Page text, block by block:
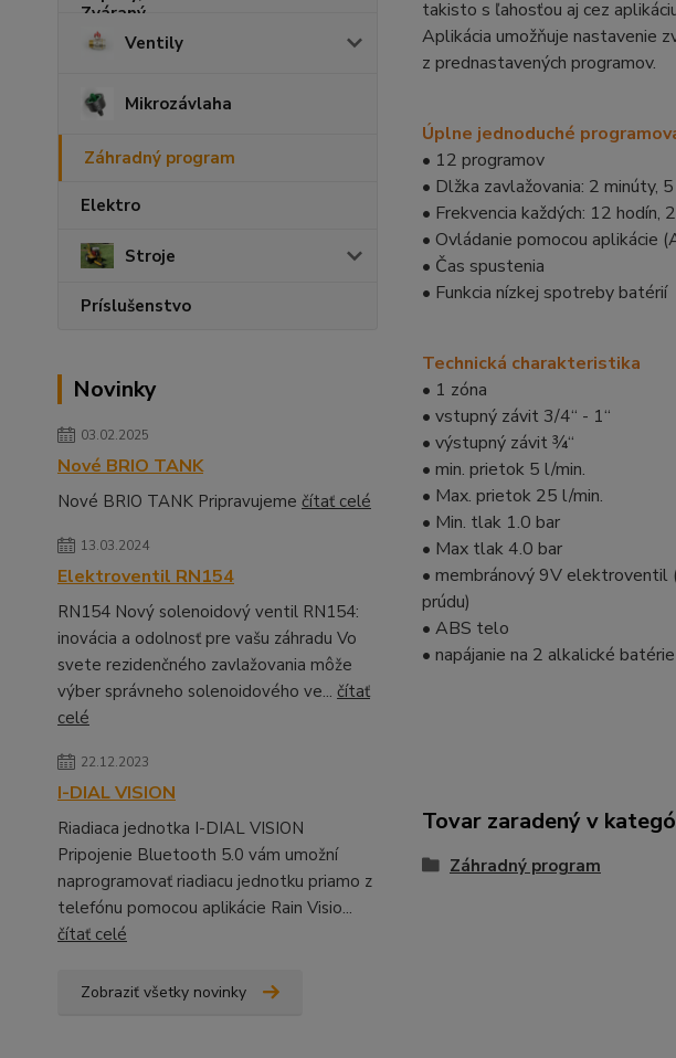
Ventily
Mikrozávlaha
Záhradný program
Elektro
Stroje
Príslušenstvo
Novinky
03.02.2025
Nové BRIO TANK
Nové BRIO TANK Pripravujeme čítať celé
13.03.2024
Elektroventil RN154
RN154 Nový solenoidový ventil RN154:
inovácia a odolnosť pre vašu záhradu Vo
svete rezidenčného zavlažovania môže
výber správneho solenoidového ve... čítať
celé
22.12.2023
I-DIAL VISION
Riadiaca jednotka I-DIAL VISION
Pripojenie Bluetooth 5.0 vám umožní
naprogramovať riadiacu jednotku priamo z
telefónu pomocou aplikácie Rain Visio...
čítať celé
Zobraziť všetky novinky
takisto s ľahosťou aj cez
Aplikácia umožňuje nastavenie
z prednastavených programov.
Úplne jednoduché
• 12 programov
• Dlžka zavlažovania: 2 minúty,
• Frekvencia každých: 12 hodín,
• Ovládanie pomocou aplikácie
• Čas spustenia
• Funkcia nízkej spotreby batérií
Technická charakteristika
• 1 zóna
• vstupný závit 3/4“ - 1“
• výstupný závit ¾“
• min. prietok 5 l/min.
• Max. prietok 25 l/min.
• Min. tlak 1.0 bar
• Max tlak 4.0 bar
• membránový 9V elektroventil
prúdu)
• ABS telo
• napájanie na 2 alkalické
Tovar zaradený v
Záhradný program